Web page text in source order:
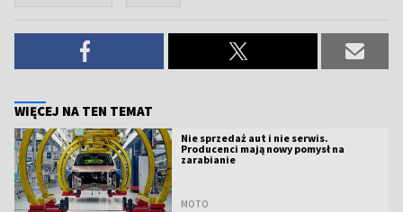
WIĘCEJ NA TEN TEMAT
Nie sprzedaż aut i nie serwis.
Producenci mają nowy pomysł na
zarabianie
MOTO